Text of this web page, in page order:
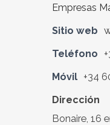
Empresas
Sitio web
Teléfono
Móvil +34
Dirección
Bonaire, 16